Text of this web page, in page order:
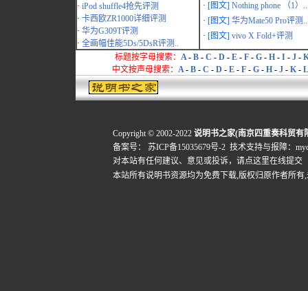
· iPod shuffle4抢先评测
· 卡西欧ZR1000详细评测
· 华为G309T评测
· 全画幅佳能5Ds/5DsR评测..
· [图文] Nothing phone （1）..
· [图文] 华为Mate50 Pro评测..
· [图文] vivo X Fold+评测
标题按字母搜索： A- B- C - D - E- F- G- H- I- J-
中文按声母搜索： A- B - C - D - E - F - G - H - J - K - L
Copyright © 2002-2022 说明书之家(南京四重奏科贸有
备案号：
苏ICP备15035679号-2 技术支持与报障：
对本站有任何建议、意见或投诉， 请点这里在线提交
本站所有说明书资源均为免费下载,版权归原作者所